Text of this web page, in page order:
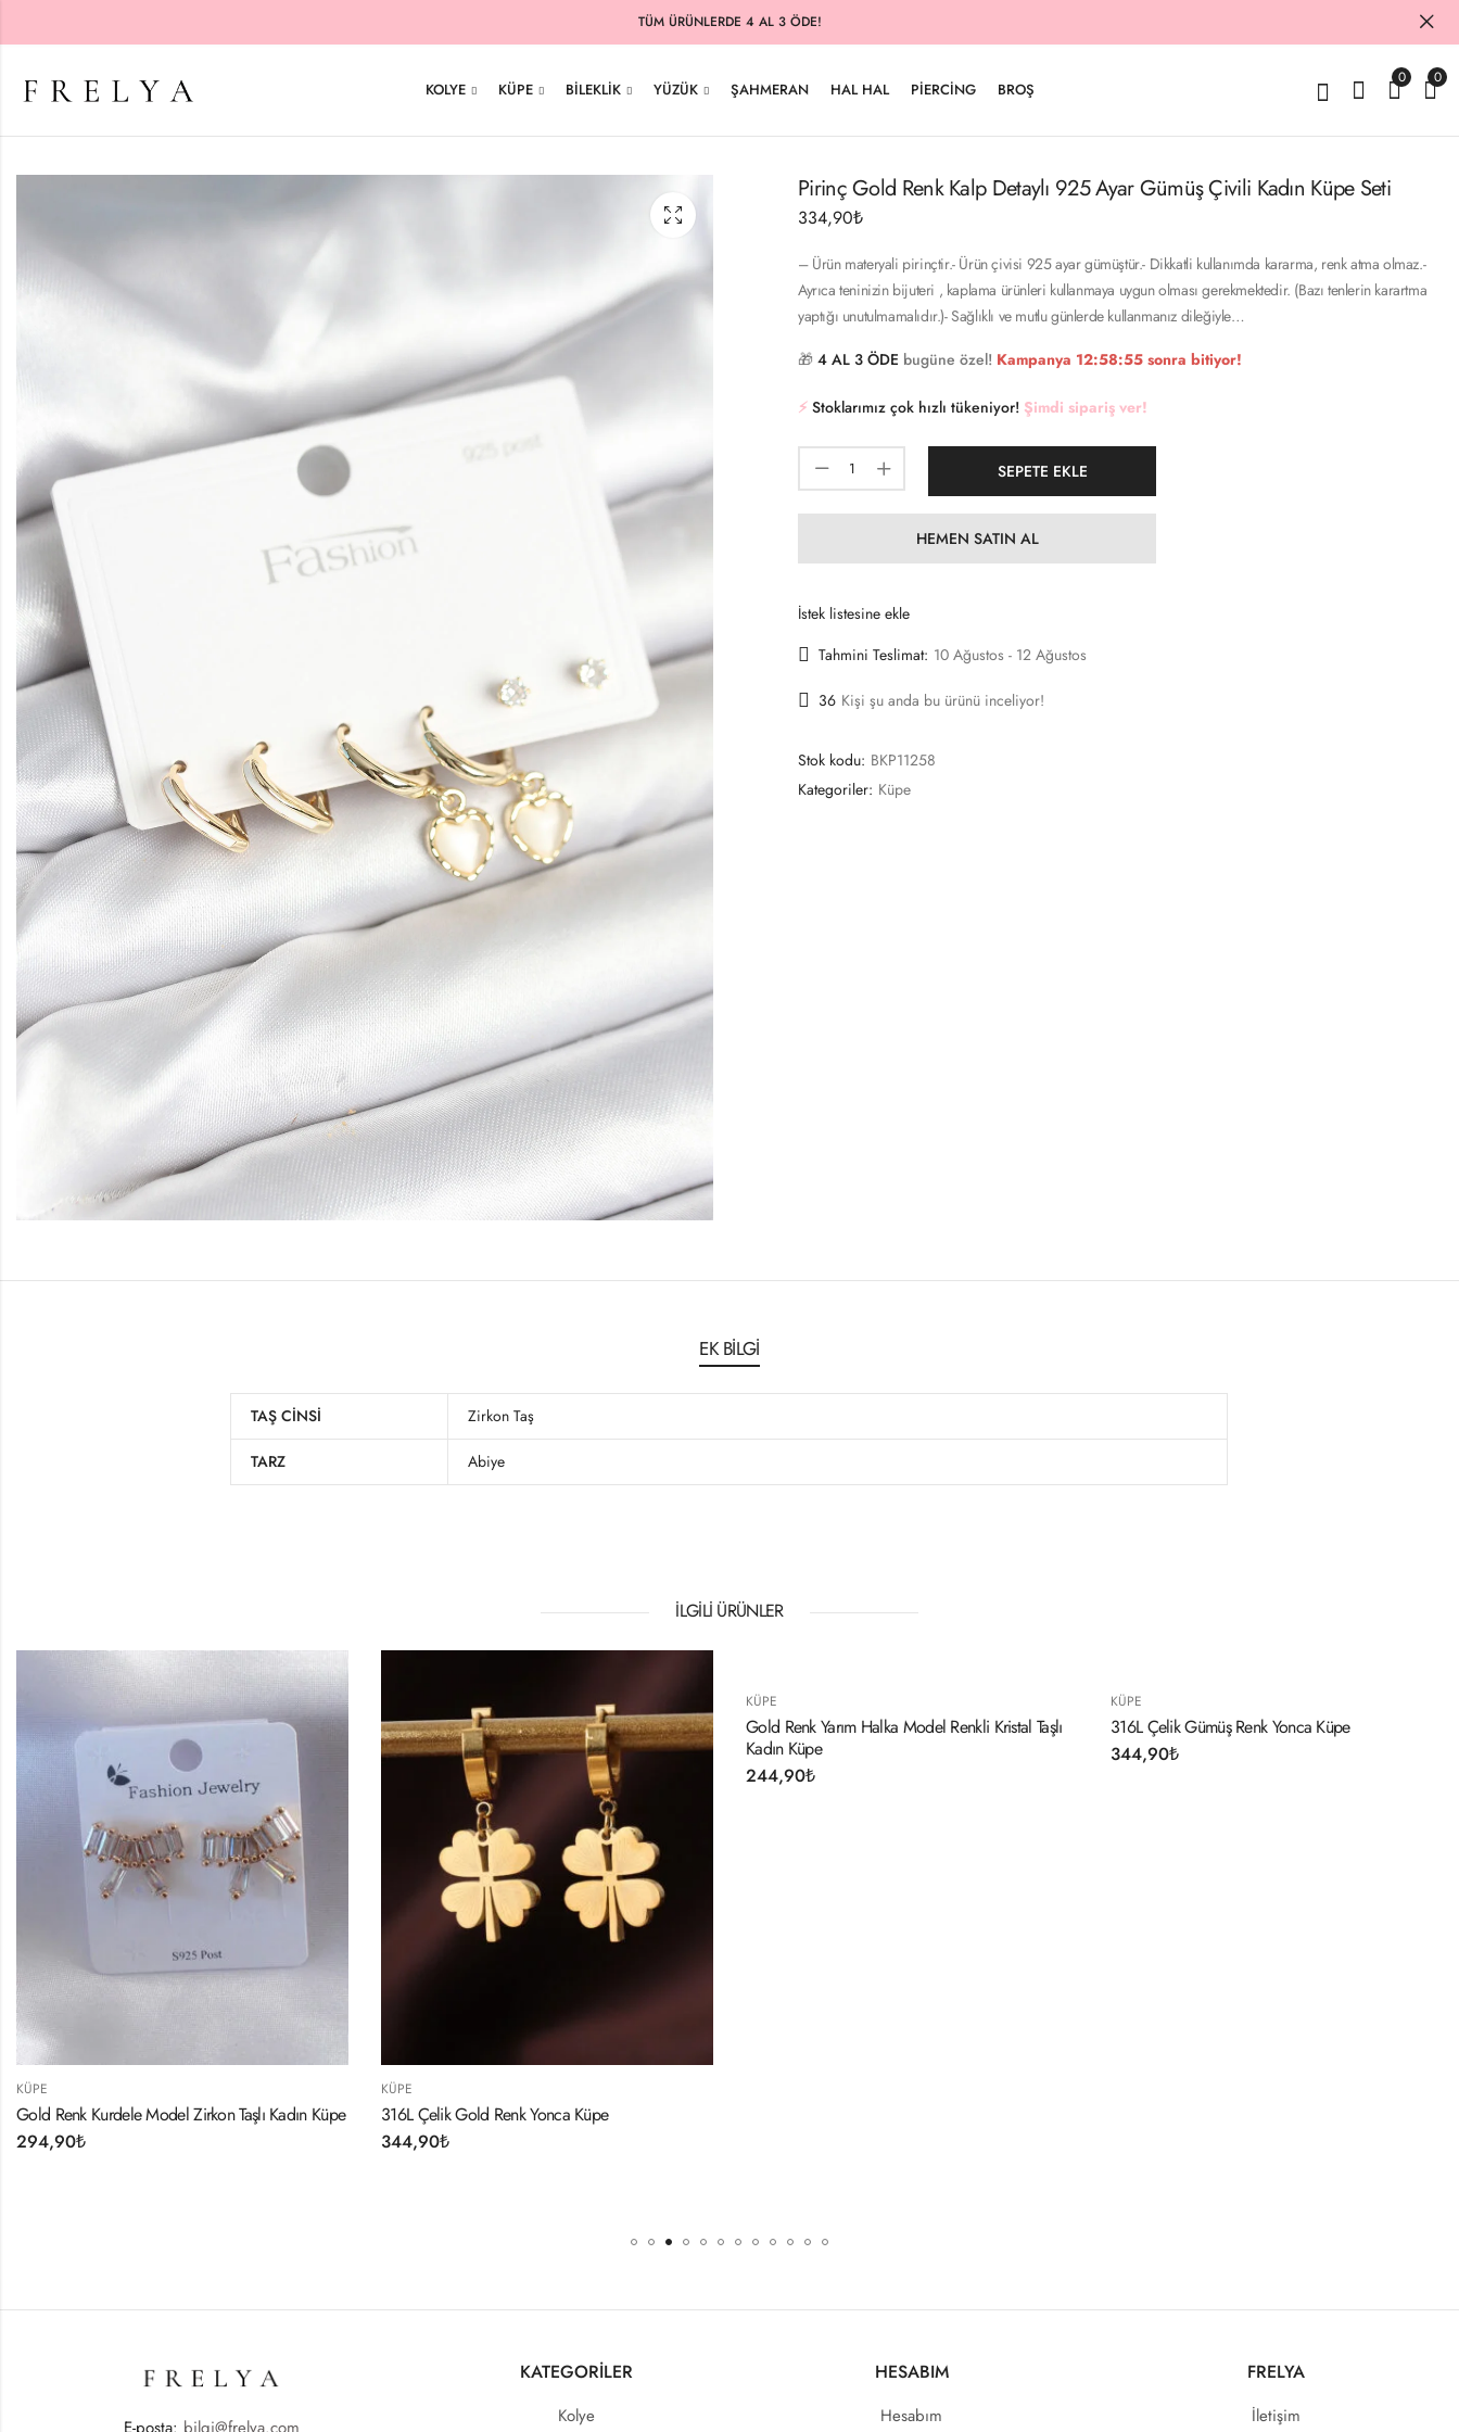
TÜM ÜRÜNLERDE 4 AL 3 ÖDE!
KOLYE KÜPE BILEKLIK YÜZÜK ŞAHMERAN HAL HAL PIERCING BROŞ
0 0
Pirinç Gold Renk Kalp Detaylı 925 Ayar Gümüş Çivili Kadın Küpe Seti
334,90₺
– Ürün materyali pirinçtir.- Ürün çivisi 925 ayar gümüştür.- Dikkatli kullanımda kararma, renk atma olmaz.-
Ayrıca teninizin bijuteri , kaplama ürünleri kullanmaya uygun olması gerekmektedir. (Bazı tenlerin karartma
yaptığı unutulmamalıdır.)- Sağlıklı ve mutlu günlerde kullanmanız dileğiyle…
🎁 4 AL 3 ÖDE bugüne özel! Kampanya 12:58:54 sonra bitiyor!
⚡️ Stoklarımız çok hızlı tükeniyor! Şimdi sipariş ver!
SEPETE EKLE
HEMEN SATIN AL
İstek listesine ekle
Tahmini Teslimat: 10 Ağustos - 12 Ağustos
36 Kişi şu anda bu ürünü inceliyor!
Stok kodu: BKP11258
Kategoriler: Küpe
EK BILGI
TAŞ CINSI Zirkon Taş
TARZ Abiye
İLGILI ÜRÜNLER
316L Çelik Gold Renk Yonca Küpe
344,90
Gold Renk Yarım Halka Model Renkli Kristal Taşlı
Kadın Küpe
244,90₺
316L Çelik Gümüş Renk Yonca Küpe
344,90
Gümüş Renk Zirkon Taşlı Üçgen Model
Küpe
KATEGORİLER
Kolye
HESABIM
Hesabım
FRELYA
İletişim